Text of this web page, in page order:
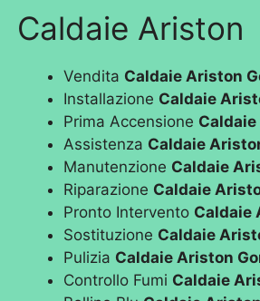
Caldaie Ariston
Vendita Caldaie Ariston
Installazione Caldaie
Prima Accensione
Assistenza Caldaie
Manutenzione Caldaie
Riparazione Caldaie
Pronto Intervento Caldaie
Sostituzione Caldaie
Pulizia Caldaie Ariston
Controllo Fumi Caldaie